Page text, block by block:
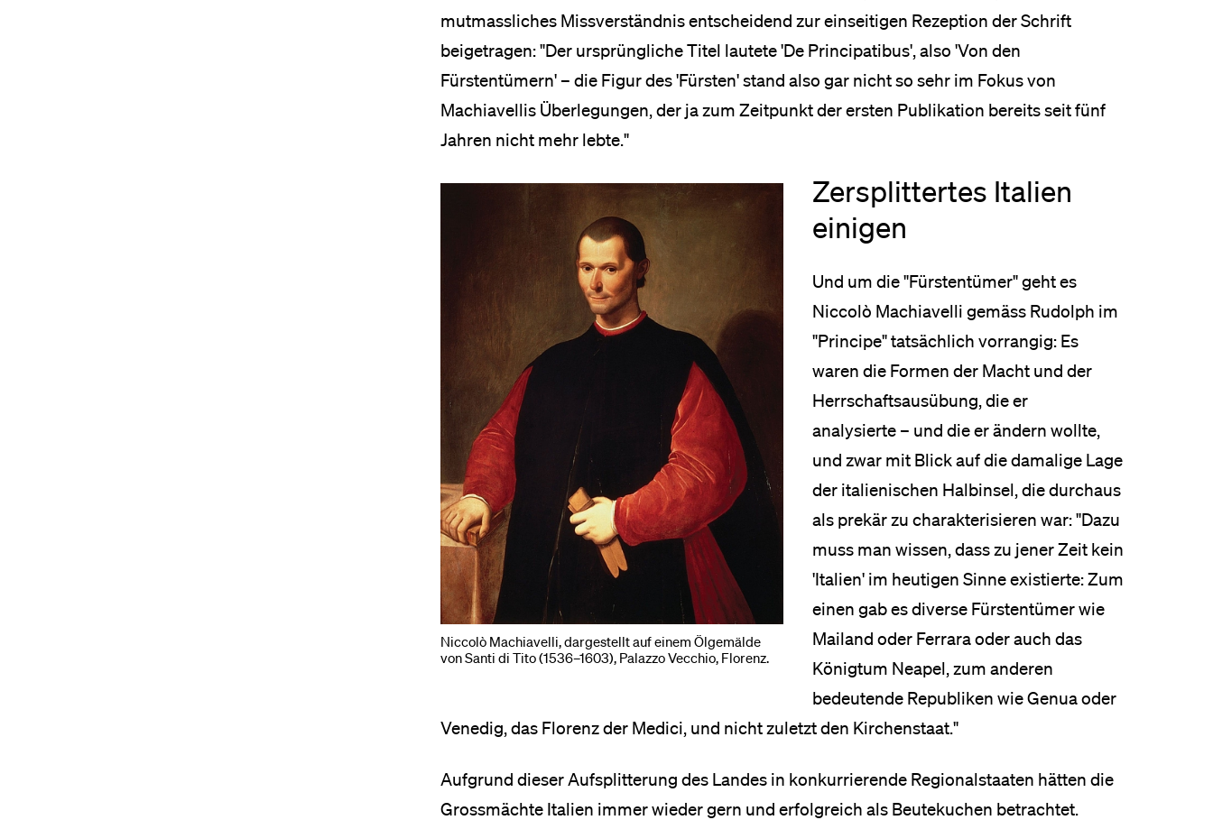
mutmassliches Missverständnis entscheidend zur einseitigen Rezeption der Schrift
beigetragen: "Der ursprüngliche Titel lautete 'De Principatibus', also 'Von den
Fürstentümern' – die Figur des 'Fürsten' stand also gar nicht so sehr im Fokus von
Machiavellis Überlegungen, der ja zum Zeitpunkt der ersten Publikation bereits seit fünf
Jahren nicht mehr lebte."
Niccolò Machiavelli, dargestellt auf einem Ölgemälde
von Santi di Tito (1536–1603), Palazzo Vecchio, Florenz.
Zersplittertes Italien
einigen
Und um die "Fürstentümer" geht es
Niccolò Machiavelli gemäss Rudolph im
"Principe" tatsächlich vorrangig: Es
waren die Formen der Macht und der
Herrschaftsausübung, die er
analysierte – und die er ändern wollte,
und zwar mit Blick auf die damalige Lage
der italienischen Halbinsel, die durchaus
als prekär zu charakterisieren war: "Dazu
muss man wissen, dass zu jener Zeit kein
'Italien' im heutigen Sinne existierte: Zum
einen gab es diverse Fürstentümer wie
Mailand oder Ferrara oder auch das
Königtum Neapel, zum anderen
bedeutende Republiken wie Genua oder
Venedig, das Florenz der Medici, und nicht zuletzt den Kirchenstaat."
Aufgrund dieser Aufsplitterung des Landes in konkurrierende Regionalstaaten hätten die
Grossmächte Italien immer wieder gern und erfolgreich als Beutekuchen betrachtet.